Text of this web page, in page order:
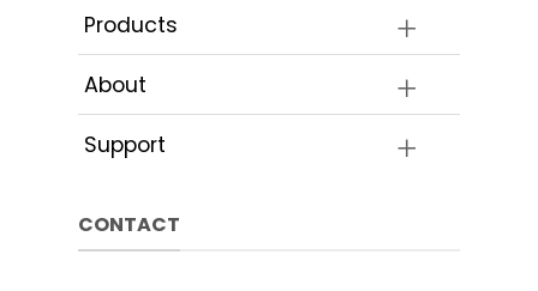
Products
About
Support
CONTACT